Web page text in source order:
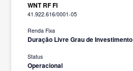
WNT RF FI
41.922.616/0001-05
Renda Fixa
Duração Livre Grau de Investimento
Status
Operacional